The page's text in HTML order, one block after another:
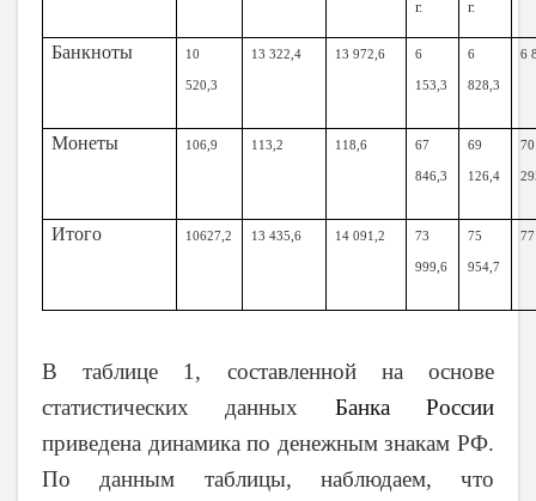
г.
г.
Банкноты 10
520,3
13 322,4 13 972,6 6
153,3
6
828,3
6
Монеты 106,9 113,2 118,6 67
846,3
69
126,4
70
Итого 10627,2 13 435,6 14 091,2 73
999,6
75
954,7
В таблице 1, составленной на основе
статистических данных Банка России
приведена динамика по денежным знакам РФ.
По данным таблицы, наблюдаем, что